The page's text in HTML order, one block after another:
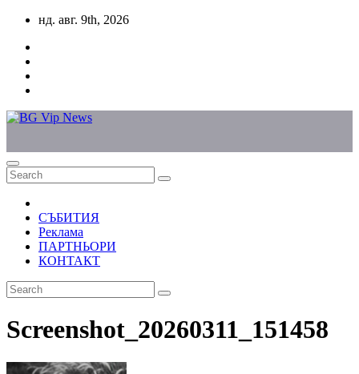
Skip
content
нд. авг. 9th, 2026
СЪБИТИЯ
Реклама
ПАРТНЬОРИ
КОНТАКТ
Screenshot_20260311_151458